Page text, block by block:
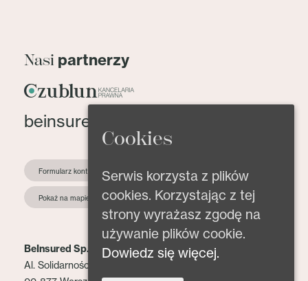
Nasi partnerzy
beinsured@beinsured.pl
Formularz kontaktowy
Pokaż na mapie
BeInsured Sp. z o.o.
Al. Solidarności 153 lok. 2
Cookies
Serwis korzysta z plików
cookies. Korzystając z tej
strony wyrażasz zgodę na
używanie plików cookie.
Dowiedz się więcej.